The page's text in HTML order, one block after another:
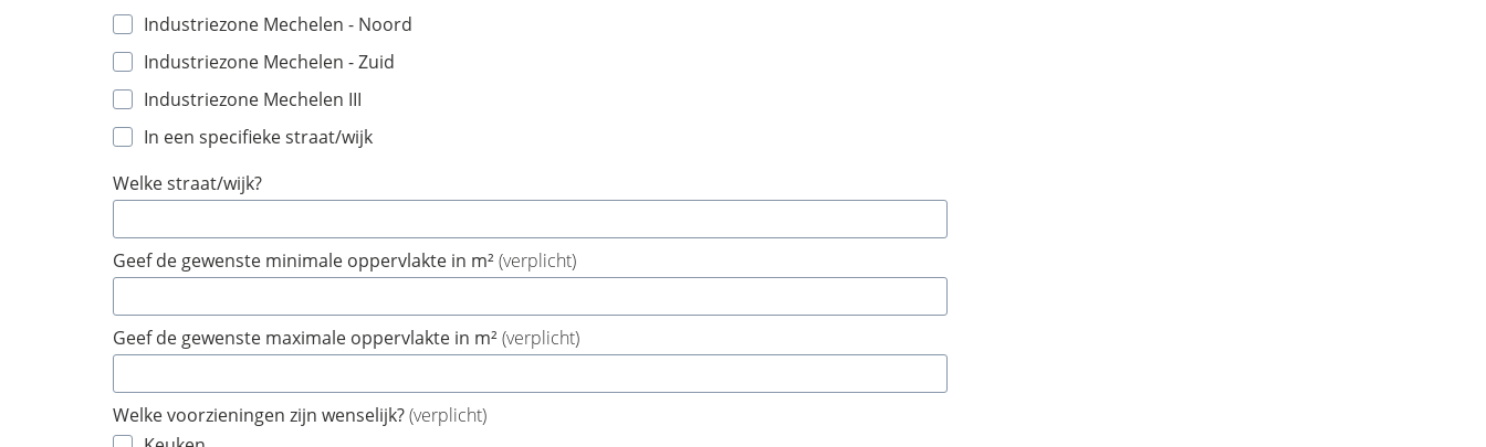
Industriezone Mechelen - Noord
Industriezone Mechelen - Zuid
Industriezone Mechelen III
In een specifieke straat/wijk
Welke straat/wijk?
Geef de gewenste minimale oppervlakte in m² (verplicht)
Geef de gewenste maximale oppervlakte in m² (verplicht)
Welke voorzieningen zijn wenselijk?(verplicht)